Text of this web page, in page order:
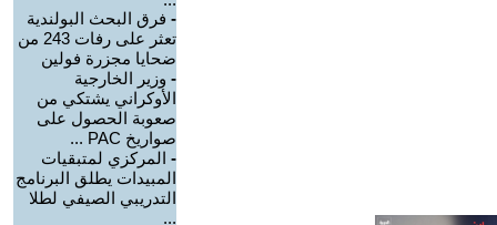
- فرق البحث البولندية
تعثر على رفات 243 من
ضحايا مجزرة فولين
- وزير الخارجية
الأوكراني يشتكي من
صعوبة الحصول على
صواريخ PAC ...
- المركزي لمتبقيات
المبيدات يطلق البرنامج
التدريبي الصيفي لطلا
...